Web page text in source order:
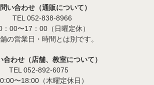
い合わせ（通販について）
TEL 052-838-8966
：00〜17：00（日曜定休）
の営業日・時間とは別です。
合わせ（店舗、教室について）
TEL 052-892-6075
〜18:00（木曜定休日）